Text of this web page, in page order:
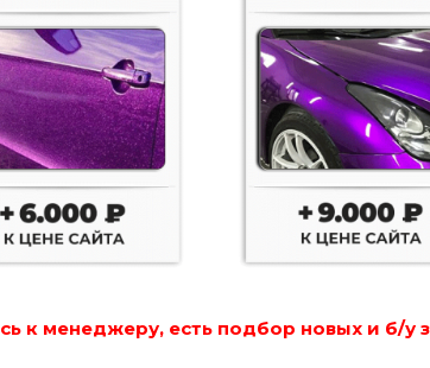
к менеджеру, есть подбор новых и б/у